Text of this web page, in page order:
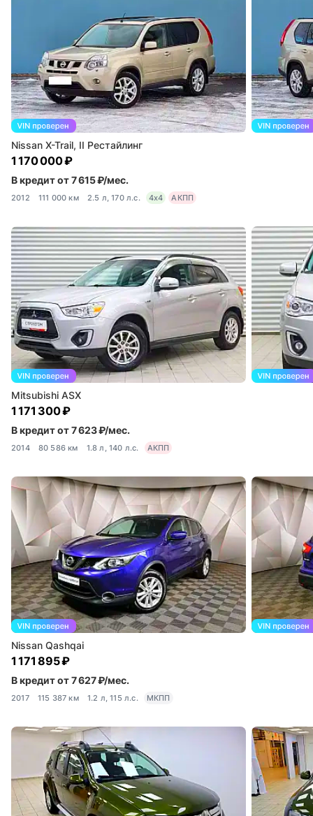
Nissan X-Trail, II Рестайлинг
1 170 000 ₽
В кредит от 7 615 ₽/мес.
2012 111 000 км 2.5 л, 170 л.с. 4x4 АКПП
Mitsubishi ASX
1 171 300 ₽
В кредит от 7 623 ₽/мес.
2014 80 586 км 1.8 л, 140 л.с. АКПП
Nissan Qashqai
1 171 895 ₽
В кредит от 7 627 ₽/мес.
2017 115 387 км 1.2 л, 115 л.с. МКПП